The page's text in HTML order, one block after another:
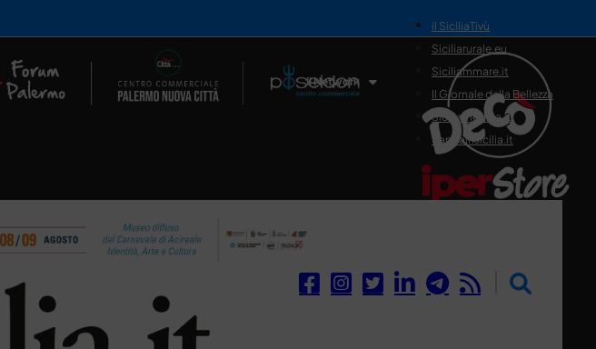
Il Network
il SiciliaTivù
Siciliarurale.eu
Siciliammare.it
Il Giornale della Bellezza
Siciliamedica.it
Sanitainsicilia.it